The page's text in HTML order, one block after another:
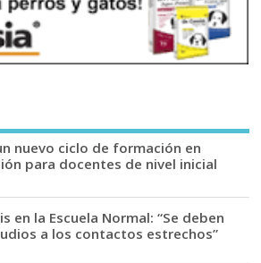
nuevo ciclo de formación en
para docentes de nivel inicial
en la Escuela Normal: “Se deben
a los contactos estrechos”